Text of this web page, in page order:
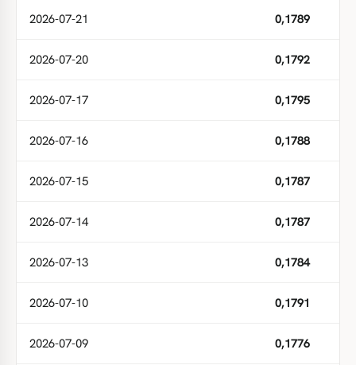
2026-07-21 0,1789
2026-07-20 0,1792
2026-07-17 0,1795
2026-07-16 0,1788
2026-07-15 0,1787
2026-07-14 0,1787
2026-07-13 0,1784
2026-07-10 0,1791
2026-07-09 0,1776